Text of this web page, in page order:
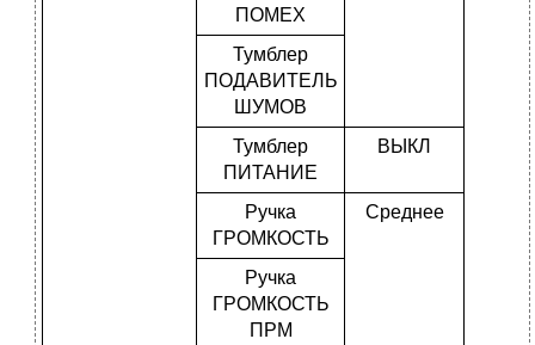
ПОМЕХ
Тумблер
ПОДАВИТЕЛЬ
ШУМОВ
Тумблер
ПИТАНИЕ
ВЫКЛ
Ручка
ГРОМКОСТЬ
Среднее
Ручка
ГРОМКОСТЬ
ПРМ